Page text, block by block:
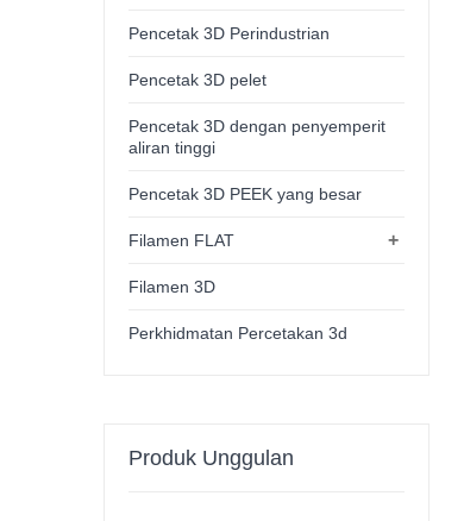
Pencetak 3D Perindustrian
Pencetak 3D pelet
Pencetak 3D dengan penyemperit
aliran tinggi
Pencetak 3D PEEK yang besar
+
Filamen FLAT
Filamen 3D
Perkhidmatan Percetakan 3d
Produk Unggulan